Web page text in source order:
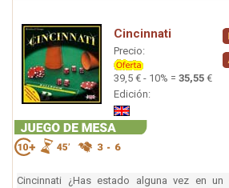
Cincinnati
Precio:
39,5 € - 10% = 35,55 €
Edición:
Cincinnati ¿Has estado alguna vez en